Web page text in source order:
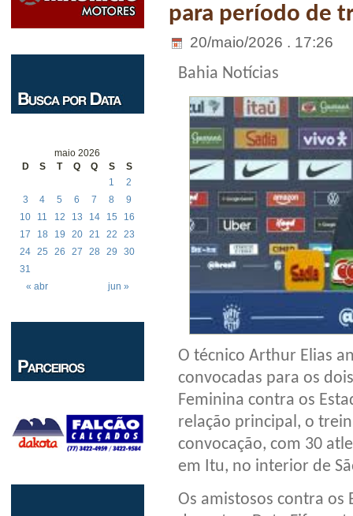
maio 2026
D
S T Q Q S S
« abr jun »
1
2
3
4 5 6 7 8
9
10
11 12 13 14 15
16
17
18 19 20 21 22
23
24 25 26 27 28 29
30
31
para período de
20/maio/2026 . 17:26
Bahia Notícias
O técnico Arthur Elias
convocadas para os
Feminina contra os
relação principal, o
convocação, com 30
em Itu, no interior de
Os amistosos contra os